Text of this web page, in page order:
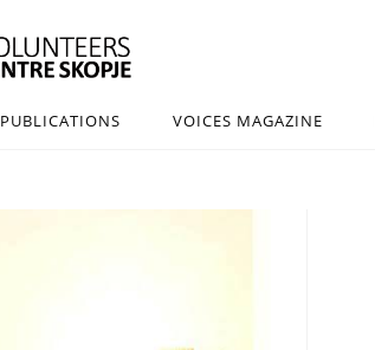
PUBLICATIONS VOICES MAGAZINE